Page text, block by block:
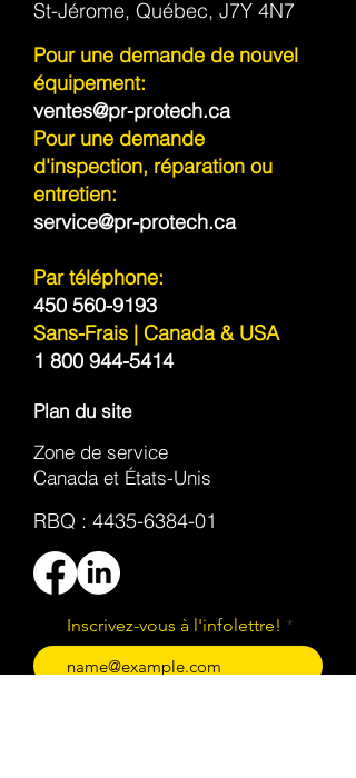
St-Jérome, Québec, J7Y 4N7
Pour une demande de nouvel
équipement:
ventes@pr-protech.ca
Pour une demande
d'inspection, réparation ou
entretien:
service@pr-protech.ca
Par téléphone:
450 560-9193
Sans-Frais | Canada & USA
1 800 944-5414
Plan du site
Zone de service
Canada et États-Unis
RBQ : 4435-6384-01
Inscrivez-vous à l'infolettre!